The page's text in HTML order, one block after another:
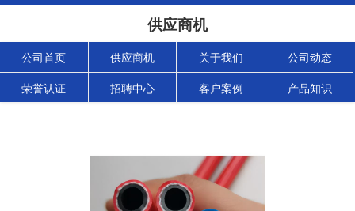
供应商机
公司首页 供应商机 关于我们 公司动态
荣誉认证 招聘中心 客户案例 产品知识